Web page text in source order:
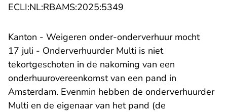
ECLI:NL:RBAMS:2025:5349
Kanton - Weigeren onder-onderverhuur mocht
17 juli - Onderverhuurder Multi is niet
tekortgeschoten in de nakoming van een
onderhuurovereenkomst van een pand in
Amsterdam. Evenmin hebben de onderverhuurder
Multi en de eigenaar van het pand (de